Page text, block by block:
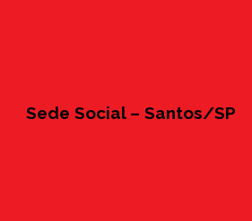
Sede Social – Santos/SP